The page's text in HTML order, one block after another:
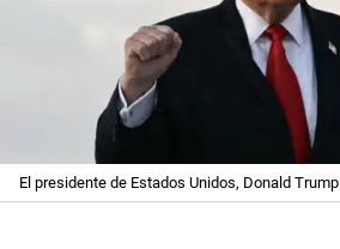
El presidente de Estados Unidos, Donald Trump